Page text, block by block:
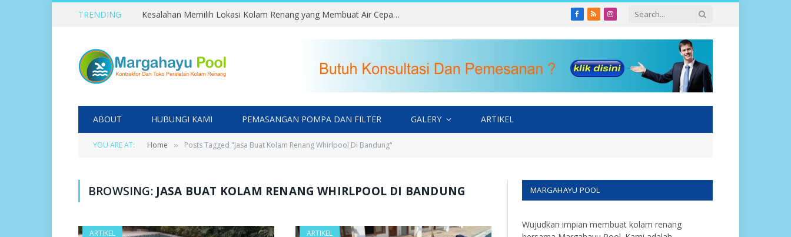
TRENDING Kesalahan Memilih Lokasi Kolam Renang yang Membuat Air Cepat Kotor Facebook
RSSInstagram
ABOUT HUBUNGI KAMI PEMASANGAN POMPA DAN FILTER GALERY ARTIKEL
YOU ARE AT: Home » Posts Tagged "Jasa Buat Kolam Renang Whirlpool Di Bandung"
BROWSING: JASA BUAT KOLAM RENANG WHIRLPOOL DI BANDUNG
ARTIKEL ARTIKEL
MARGAHAYU POOL
Wujudkan impian membuat kolam renang